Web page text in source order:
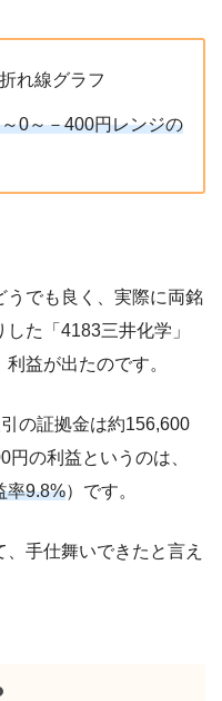
れ線グラフ
0～－400円レンジの
うでも良く、実際に両銘
た「4183三井化学」
益が出たのです。
の証拠金は約156,600
の利益というのは、
率9.8%）です。
手仕舞いできたと言え